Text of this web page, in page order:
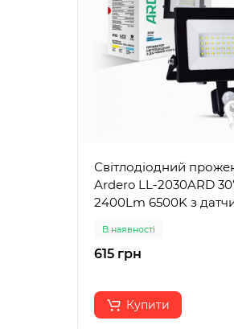
Світлодіодний
Ardero LL-2030ARD
2400Lm 6500K з
В наявності
615 грн
Купити